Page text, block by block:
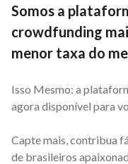
Somos a
crowdfunding
menor taxa do
Isso Mesmo: a
agora disponível para
Capte mais, contribua
de brasileiros